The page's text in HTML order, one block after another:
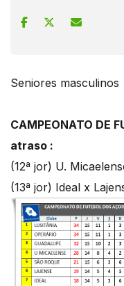
Seniores masculinos
CAMPEONATO DE
atraso :
(12ª jor) U.
(13ª jor) Ideal x